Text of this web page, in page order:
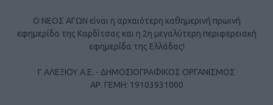
Ο ΝΕΟΣ ΑΓΩΝ είναι η αρχαιότερη καθημερινή πρωινή
εφημερίδα της Καρδίτσας και η 2η μεγαλύτερη περιφερειακή
εφημερίδα της Ελλάδας!
Γ ΑΛΕΞΙΟΥ Α.Ε. - ΔΗΜΟΣΙΟΓΡΑΦΙΚΟΣ ΟΡΓΑΝΙΣΜΟΣ
ΑΡ. ΓΕΜΗ: 19103931000